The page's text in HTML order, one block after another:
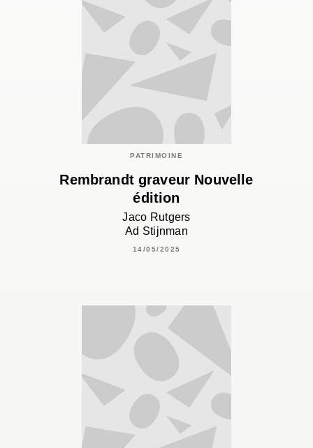
PATRIMOINE
Rembrandt graveur Nouvelle
édition
Jaco Rutgers
Ad Stijnman
14/05/2025